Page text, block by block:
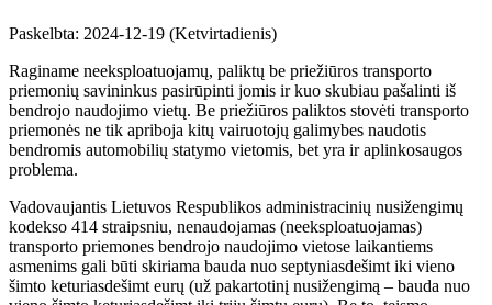
Paskelbta: 2024-12-19 (Ketvirtadienis)
Raginame neeksploatuojamų, paliktų be priežiūros transporto
priemonių savininkus pasirūpinti jomis ir kuo skubiau pašalinti iš
bendrojo naudojimo vietų. Be priežiūros paliktos stovėti transporto
priemonės ne tik apriboja kitų vairuotojų galimybes naudotis
bendromis automobilių statymo vietomis, bet yra ir aplinkosaugos
problema.
Vadovaujantis Lietuvos Respublikos administracinių nusižengimų
kodekso 414 straipsniu, nenaudojamas (neeksploatuojamas)
transporto priemones bendrojo naudojimo vietose laikantiems
asmenims gali būti skiriama bauda nuo septyniasdešimt iki vieno
šimto keturiasdešimt eurų (už pakartotinį nusižengimą – bauda nuo